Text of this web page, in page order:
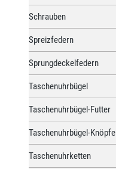
Schrauben
Spreizfedern
Sprungdeckelfedern
Taschenuhrbügel
Taschenuhrbügel-Futter
Taschenuhrbügel-Knöpfe
Taschenuhrketten